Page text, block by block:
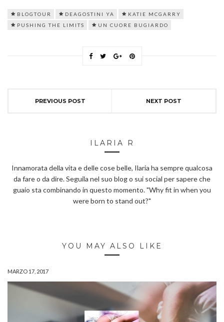
BLOGTOUR DEAGOSTINI YA
KATIE MCGARRY
PUSHING THE LIMITS
UN CUORE BUGIARDO
PREVIOUS POST NEXT POST
ILARIA R
Innamorata della vita e delle cose belle, Ilaria ha sempre qualcosa
da fare o da dire. Seguila nel suo blog o sui social per sapere che
guaio sta combinando in questo momento. "Why fit in when you
were born to stand out?"
YOU MAY ALSO LIKE
MARZO 17, 2017